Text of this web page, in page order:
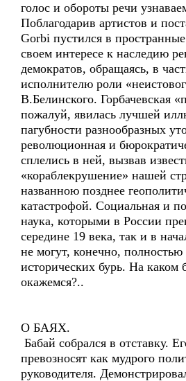
голос и обороты речи
Поблагодарив артистов и
Gorbi пустился в
своем интересе к наследию
демократов, обращаясь, в
исполнителю роли
В.Белинского. Горбачевская
пожалуй, явилась лучшей
пагубности разнообразных
революционная и
сплелись в ней, вызвав
«кораблекрушение» нашей
названною позднее
катастрофой. Социальная и
наука, которыми в России
середине 19 века, так и в
не могут, конечно, полностью
исторических бурь. На каком
окажемся?..
О БАЯХ.
Бабай собрался в отставку.
превозносят как мудрого
руководителя.